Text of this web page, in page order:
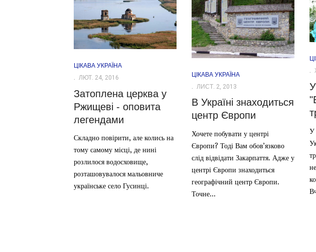
ЦІКАВА УКРАЇНА
ЛЮТ. 24, 2016
Затоплена церква у
Ржищеві - оповита
легендами
Складно повірити, але колись на
тому самому місці, де нині
розлилося водосховище,
розташовувалося мальовниче
українське село Гусинці.
ЦІКАВА УКРАЇНА
ЛИСТ. 2, 2013
В Україні знаходиться
центр Європи
Хочете побувати у центрі
Європи? Тоді Вам обов’язково
слід відвідати Закарпаття. Адже у
центрі Європи знаходиться
географічний центр Європи.
Точне...
У